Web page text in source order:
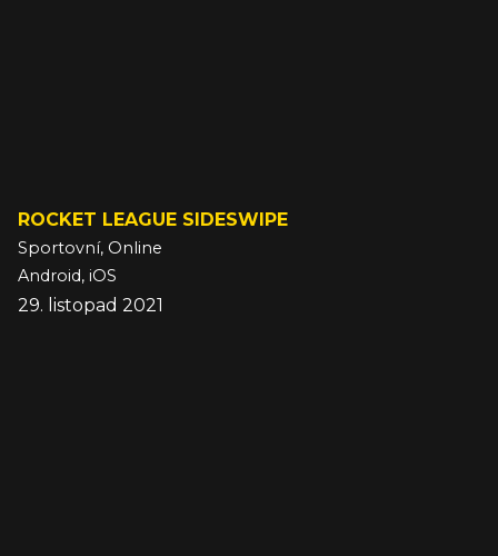
ROCKET LEAGUE SIDESWIPE
Sportovní, Online
Android, iOS
29. listopad 2021